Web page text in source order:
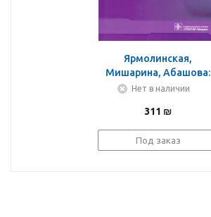
Ярмолинская,
Мишарина, Абашова:
Медикаментозная
эндометриоза. Реалии
и перспективы.
Руководство для
Нет в наличии
311 ₪
Под заказ